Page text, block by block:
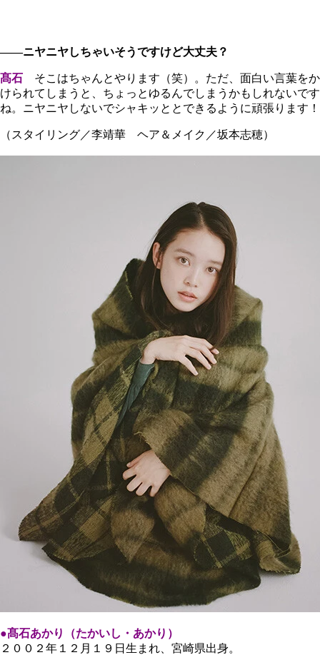
――ニヤニヤしちゃいそうですけど大丈夫？
髙石 そこはちゃんとやります（笑）。ただ、面白い言葉をか
けられてしまうと、ちょっとゆるんでしまうかもしれないです
ね。ニヤニヤしないでシャキッととできるように頑張ります！
（スタイリング／李靖華 ヘア＆メイク／坂本志穂）
●髙石あかり（たかいし・あかり）
２００２年１２月１９日生まれ、宮崎県出身。